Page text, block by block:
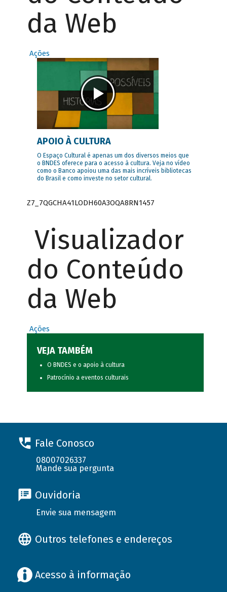
da Web
Ações
APOIO À CULTURA
O Espaço Cultural é apenas um dos diversos meios que
o BNDES oferece para o acesso à cultura. Veja no vídeo
como o Banco apoiou uma das mais incríveis bibliotecas
do Brasil e como investe no setor cultural.
Z7_7QGCHA41LODH60A3OQA8RN1457
Visualizador
do Conteúdo
da Web
Ações
VEJA TAMBÉM
O BNDES e o apoio à cultura
Patrocínio a eventos culturais
Fale Conosco
08007026337
Mande sua pergunta
Ouvidoria
Envie sua mensagem
Outros telefones e endereços
Acesso à informação